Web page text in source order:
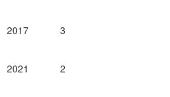
2017 3
2021 2